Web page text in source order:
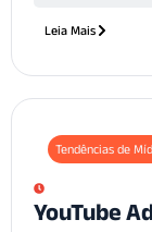
Leia Mais
Tendências de
YouTube